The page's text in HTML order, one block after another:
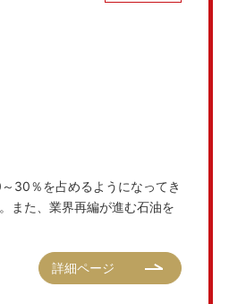
30％を占めるようになってき
また、業界再編が進む石油を
詳細ページ